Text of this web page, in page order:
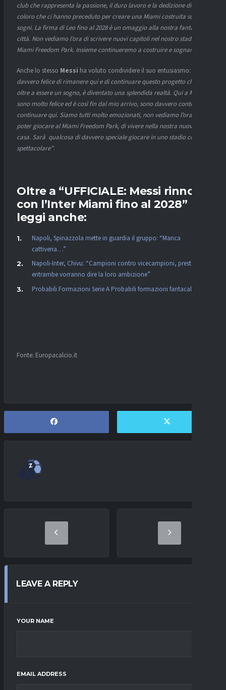
club che rappresenta la passione, il duro lavoro e la dedizione di tutti
coloro che ci hanno preceduto per creare una Miami costruita sui
sogni. La firma di Leo fino al 2028 è un omaggio alla nostra fantastica
città. Non vediamo l’ora di scrivere nuovi capitoli nel nostro stadio al
Miami Freedom Park. Insieme continueremo a costruire e sognare”
Anche lo stesso Messi ha voluto condividere il suo entusiasmo:
davvero felice di rimanere qui e di continuare questo progetto che,
oltre a essere un sogno, è diventato una splendida realtà. Qui a Miami
sono molto felice ed è così fin dal mio arrivo, sono davvero contento di
continuare qui. Siamo tutti molto emozionati, non vediamo l’ora di
poter giocare al Miami Freedom Park, di vivere nella nostra nuova
casa. Sarà qualcosa di davvero speciale giocare in uno stadio così
spettacolare”.
Oltre a “UFFICIALE: Messi rinnova
con l’Inter Miami fino al 2028”
leggi anche:
Napoli, Spinazzola mette in guardia il gruppo: “Manca
cattiveria…”
Napoli-Inter, Chivu: “Campioni contro vicecampioni, presto ma
entrambe vorranno dire la loro ambizione”
Probabili Formazioni Serie A Probabili formazioni fantacalcio
Fonte: Europacalcio.it
LEAVE A REPLY
YOUR NAME
EMAIL ADDRESS